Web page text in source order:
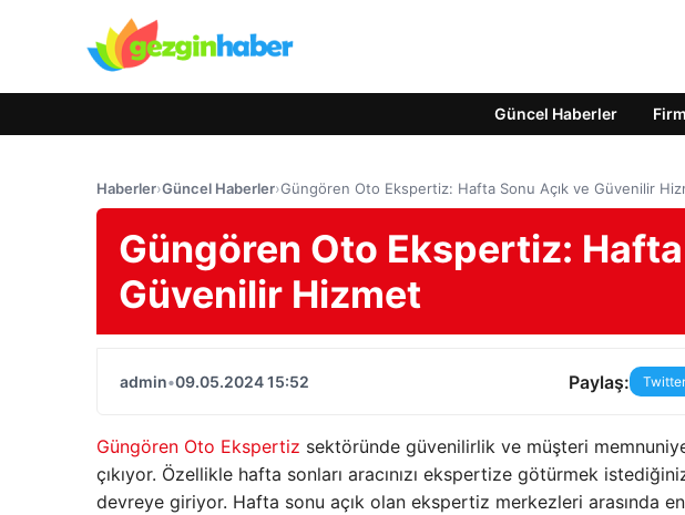
Güncel Haberler
Haberler›Güncel Haberler›Güngören Oto Ekspertiz: Hafta Sonu Açık ve Güvenilir
Güngören Oto Ekspertiz: Hafta
Güvenilir Hizmet
admin•09.05.2024 15:52 Paylaş: Twitter
Güngören Oto Ekspertiz sektöründe güvenilirlik ve müşteri
çıkıyor. Özellikle hafta sonları aracınızı ekspertize götürmek
devreye giriyor. Hafta sonu açık olan ekspertiz merkezleri arasında